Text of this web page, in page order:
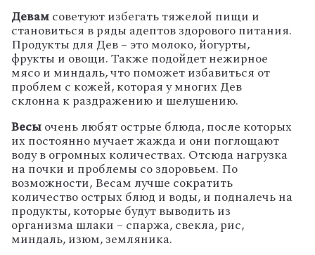
Девамсоветуют избегать тяжелой пищи и
становиться в ряды адептов здорового питания.
Продукты для Дев – это молоко, йогурты,
фрукты и овощи. Также подойдет нежирное
мясо и миндаль, что поможет избавиться от
проблем с кожей, которая у многих Дев
склонна к раздражению и шелушению.
Весыочень любят острые блюда, после которых
их постоянно мучает жажда и они поглощают
воду в огромных количествах. Отсюда нагрузка
на почки и проблемы со здоровьем. По
возможности, Весам лучше сократить
количество острых блюд и воды, и подналечь на
продукты, которые будут выводить из
организма шлаки – спаржа, свекла, рис,
миндаль, изюм, земляника.